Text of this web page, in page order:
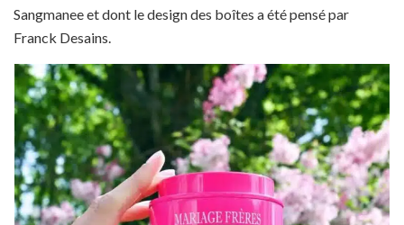
Sangmanee et dont le design des boîtes a été pensé par
Franck Desains.